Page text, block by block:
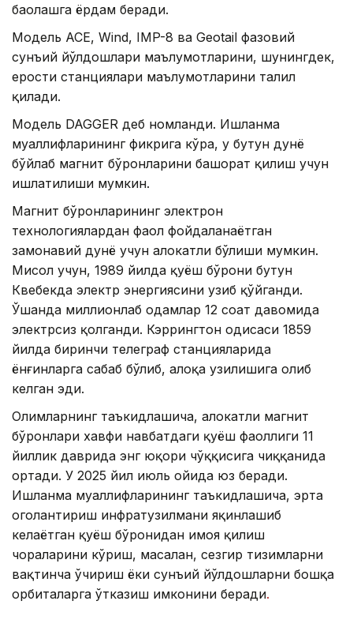
баҳолашга ёрдам беради.
Модель ACE, Wind, IMP-8 ва Geotail фазовий
сунъий йўлдошлари маълумотларини, шунингдек,
ерости станциялари маълумотларини таҳлил
қилади.
Модель DAGGER деб номланди. Ишланма
муаллифларининг фикрига кўра, у бутун дунё
бўйлаб магнит бўронларини башорат қилиш учун
ишлатилиши мумкин.
Магнит бўронларининг электрон
технологиялардан фаол фойдаланаётган
замонавий дунё учун ҳалокатли бўлиши мумкин.
Мисол учун, 1989 йилда қуёш бўрони бутун
Квебекда электр энергиясини узиб қўйганди.
Ўшанда миллионлаб одамлар 12 соат давомида
электрсиз қолганди. Кэррингтон ҳодисаси 1859
йилда биринчи телеграф станцияларида
ёнғинларга сабаб бўлиб, алоқа узилишига олиб
келган эди.
Олимларнинг таъкидлашича, ҳалокатли магнит
бўронлари хавфи навбатдаги қуёш фаоллиги 11
йиллик даврида энг юқори чўққисига чиққанида
ортади. У 2025 йил июль ойида юз беради.
Ишланма муаллифларининг таъкидлашича, эрта
огоҳлантириш инфратузилмани яқинлашиб
келаётган қуёш бўронидан ҳимоя қилиш
чораларини кўриш, масалан, сезгир тизимларни
вақтинча ўчириш ёки сунъий йўлдошларни бошқа
орбиталарга ўтказиш имконини беради.